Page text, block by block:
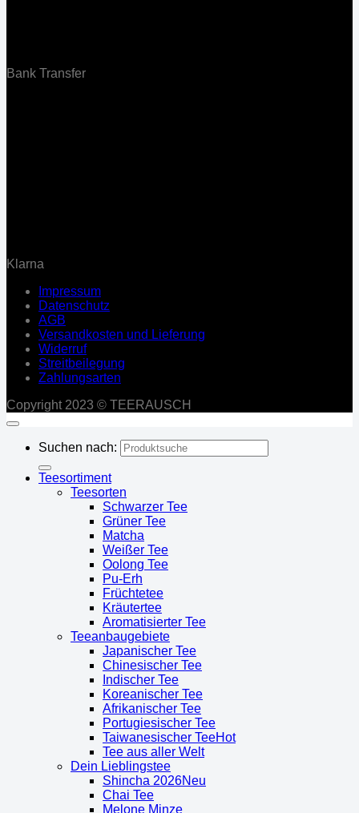
Bank Transfer
Klarna
Impressum
Datenschutz
AGB
Versandkosten und Lieferung
Widerruf
Streitbeilegung
Zahlungsarten
Copyright 2023 © TEERAUSCH
Suchen nach:
Teesortiment
Teesorten
Schwarzer Tee
Grüner Tee
Matcha
Weißer Tee
Oolong Tee
Pu-Erh
Früchtetee
Kräutertee
Aromatisierter Tee
Teeanbaugebiete
Japanischer Tee
Chinesischer Tee
Indischer Tee
Koreanischer Tee
Afrikanischer Tee
Portugiesischer Tee
Taiwanesischer Tee
Tee aus aller Welt
Dein Lieblingstee
Shincha 2026
Chai Tee
Melone Minze